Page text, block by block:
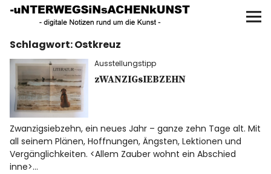
UNTERWEGS IN SACHEN
KUNST
Start
AKTUELLE AUSSTELLUNGEN
KUNSTSPAZIERGÄNGE
ÜBER
Schlagwort:Ostkreuz
Ausstellungstipp
zWANZIGsIEBZEHN
Zwanzigsiebzehn, ein neues Jahr – ganze zehn Tage alt. Mit
all seinem Plänen, Hoffnungen, Ängsten, Lektionen und
Vergänglichkeiten. <Allem Zauber wohnt ein Abschied
inne>…